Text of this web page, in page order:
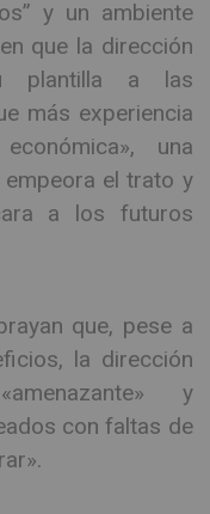
y un ambiente
que la dirección
plantilla a las
más experiencia
una
el trato y
a los futuros
que, pese a
la dirección
y
con faltas de